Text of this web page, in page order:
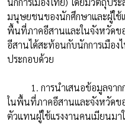
มนุษยชนของนักศึกษาและผู้ใช้
พื้นที่ภาคอีสานและในจังหวัดข
อีสานได้สะท้อนกับนักการเมือง
ประกอบด้วย
1. การนำเสนอข้อมูลจากก
ในพื้นที่ภาคอีสานและจังหวัดข
ตัวแทนผู้ใช้แรงงานคนเมียนม